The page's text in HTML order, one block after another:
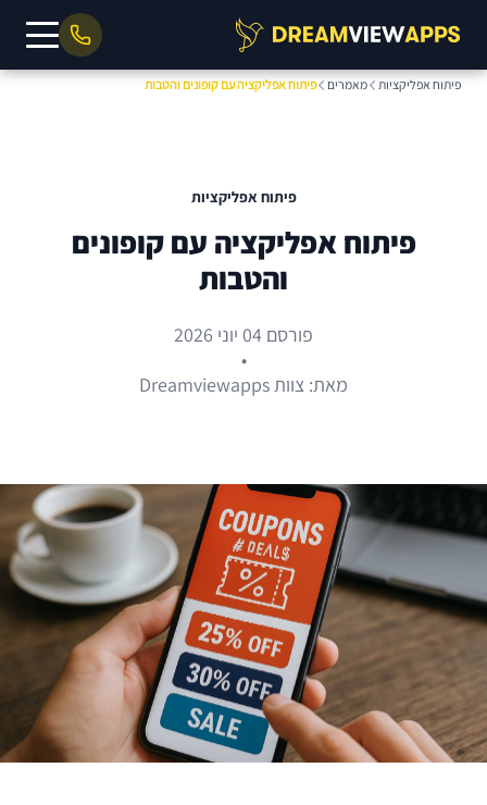
פיתוח אפליקציות מאמרים פיתוח אפליקציה עם קופונים והטבות
פיתוח אפליקציות
פיתוח אפליקציה עם קופונים
והטבות
פורסם 04 יוני 2026
•
מאת: צוות Dreamviewapps